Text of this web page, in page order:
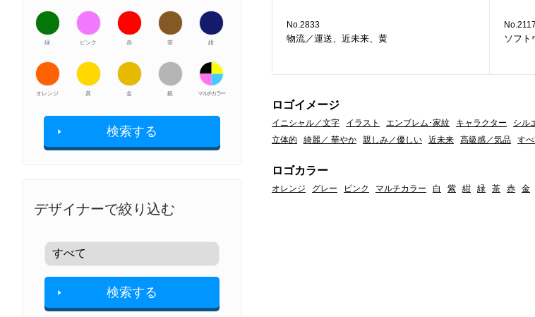
緑 ピンク 赤 茶 紺
オレンジ 黃 金 銀 マルチカラー
検索する
デザイナーで絞り込む
検索する
No.2833
物流／運送、近未来、黄
No.2117
ソフト
ロゴイメージ
イニシャル／文字 イラスト エンブレム･家紋 キャラクター シル
立体的
綺麗／ 華やか 親しみ／優しい 近未来 高級感／気品 す
ロゴカラー
オレンジ グレー ピンク マルチカラー 白 紫 紺 緑 茶 赤 金